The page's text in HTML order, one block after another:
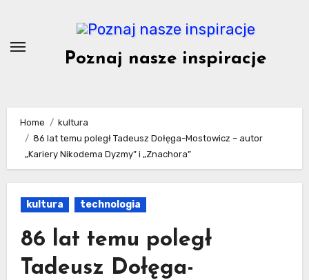
content
Poznaj nasze inspiracje
Home
kultura
86 lat temu poległ Tadeusz Dołęga-Mostowicz – autor
„Kariery Nikodema Dyzmy” i „Znachora”
kultura technologia
86 lat temu poległ
Tadeusz Dołęga-